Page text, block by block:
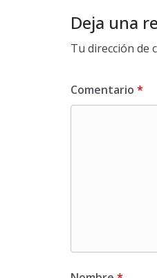
Deja una
Tu dirección de
Comentario *